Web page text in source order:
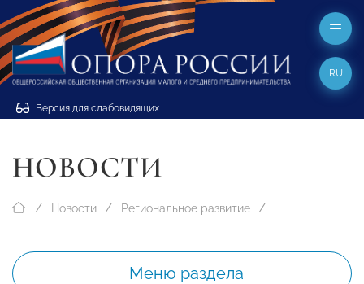
Версия для слабовидящих
RU
НОВОСТИ
Новости Региональное развитие
Меню раздела